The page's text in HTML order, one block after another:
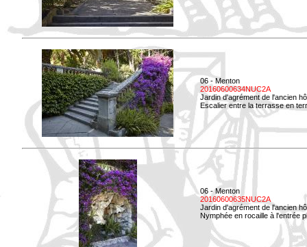
06 - Menton
20160600634NUC2A
Jardin d'agrément de l'ancien
Escalier entre la terrasse en
06 - Menton
20160600635NUC2A
Jardin d'agrément de l'ancien
Nymphée en rocaille à l'entrée